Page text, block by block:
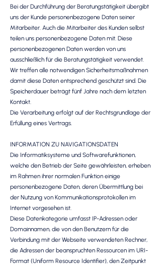
Bei der Durchführung der Beratungstätigkeit übergibt
uns der Kunde personenbezogene Daten seiner
Mitarbeiter. Auch die Mitarbeiter des Kunden selbst
teilen uns personenbezogene Daten mit. Diese
personenbezogenen Daten werden von uns
ausschließlich für die Beratungstätigkeit verwendet.
Wir treffen alle notwendigen Sicherheitsmaßnahmen
damit diese Daten entsprechend geschützt sind. Die
Speicherdauer beträgt fünf Jahre nach dem letzten
Kontakt.
Die Verarbeitung erfolgt auf der Rechtsgrundlage der
Erfüllung eines Vertrags.
INFORMATION ZU NAVIGATIONSDATEN
Die Informatiksysteme und Softwarefunktionen,
welche den Betrieb der Seite gewährleisten, erheben
im Rahmen ihrer normalen Funktion einige
personenbezogene Daten, deren Übermittlung bei
der Nutzung von Kommunikationsprotokollen im
Internet vorgesehen ist.
Diese Datenkategorie umfasst IP-Adressen oder
Domainnamen, die von den Benutzern für die
Verbindung mit der Webseite verwendeten Rechner,
die Adressen der beanspruchten Ressourcen im URI-
Format (Uniform Resource Identifier), den Zeitpunkt